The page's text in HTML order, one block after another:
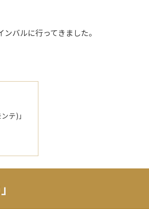
バルに行ってきました。
テ)」